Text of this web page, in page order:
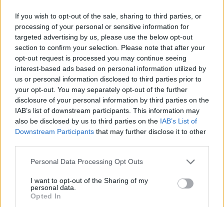
If you wish to opt-out of the sale, sharing to third parties, or
processing of your personal or sensitive information for
targeted advertising by us, please use the below opt-out
section to confirm your selection. Please note that after your
opt-out request is processed you may continue seeing
interest-based ads based on personal information utilized by
us or personal information disclosed to third parties prior to
your opt-out. You may separately opt-out of the further
disclosure of your personal information by third parties on the
IAB’s list of downstream participants. This information may
also be disclosed by us to third parties on the IAB’s List of
Downstream Participants that may further disclose it to other
Please note that this website/app uses one or more Google
not limited to your visit or usage behaviour. You may click to
grant or deny consent to Google and its third-party tags to
use your data for below specified purposes in below Google
Personal Data Processing Opt Outs
I want to opt-out of the Sharing of my
personal data.
Opted In
KÉNYSZERÍTÉS MANIPULÁCIÓ
PÁRKAPCSOLATI PROBLÉMÁK SZEXUÁLIS ERŐSZAK
TESTI AUTONÓMIA
HOZZÁSZÓLÁSOK